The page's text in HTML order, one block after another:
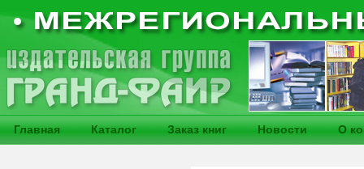
Главная Каталог Заказ книг Новости О